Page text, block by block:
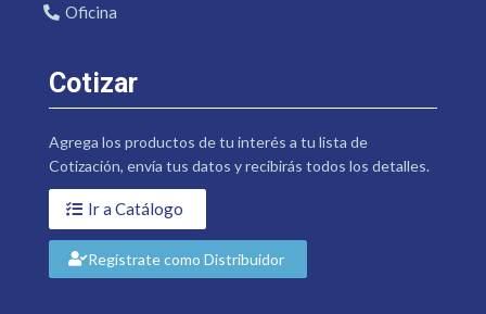
Oficina
Cotizar
Agrega los productos de tu interés a tu lista de
Cotización, envía tus datos y recibirás todos los detalles.
Ir a Catálogo
Regístrate como Distribuidor